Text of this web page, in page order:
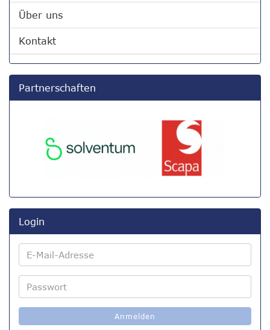
Über uns
Kontakt
Partnerschaften
Login
E-
Mail-
Passwort
Anmelden